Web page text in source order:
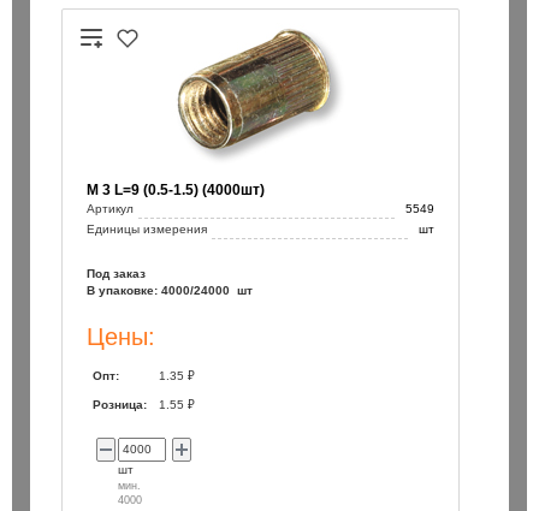
М 3 L=9 (0.5-1.5) (4000шт)
Артикул
5549
Единицы измерения
шт
Под заказ
В упаковке: 4000/24000 шт
Цены:
Опт: 1.35 ₽
Розница: 1.55 ₽
шт
мин.
4000